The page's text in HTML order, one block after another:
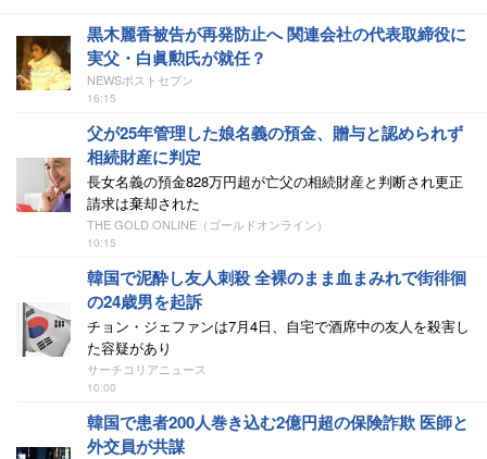
黒木麗香被告が再発防止へ 関連会社の代表取締役に
実父・白眞勲氏が就任？
NEWSポストセブン
16:15
父が25年管理した娘名義の預金、贈与と認められず
相続財産に判定
長女名義の預金828万円超が亡父の相続財産と判断され更正
請求は棄却された
THE GOLD ONLINE（ゴールドオンライン）
10:15
韓国で泥酔し友人刺殺 全裸のまま血まみれで街徘徊
の24歳男を起訴
チョン・ジェファンは7月4日、自宅で酒席中の友人を殺害し
た容疑があり
サーチコリアニュース
10:00
韓国で患者200人巻き込む2億円超の保険詐欺 医師と
外交員が共謀